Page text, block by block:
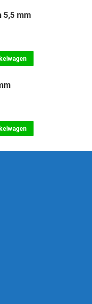
5,5 mm